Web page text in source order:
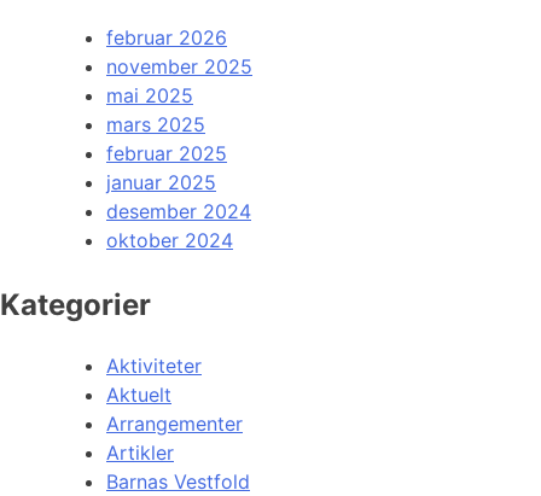
februar 2026
november 2025
mai 2025
mars 2025
februar 2025
januar 2025
desember 2024
oktober 2024
Kategorier
Aktiviteter
Aktuelt
Arrangementer
Artikler
Barnas Vestfold